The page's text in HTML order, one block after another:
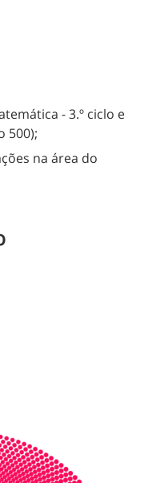
- 3.º ciclo e
500);
na área do